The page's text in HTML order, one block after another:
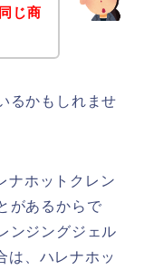
じ商
るかもしれませ
ナホットクレン
があるからで
ンジングジェル
は、ハレナホッ